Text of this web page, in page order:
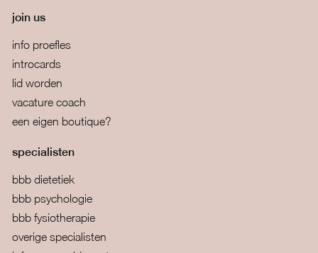
join us
info proefles
introcards
lid worden
vacature coach
een eigen boutique?
specialisten
bbb dietetiek
bbb psychologie
bbb fysiotherapie
overige specialisten